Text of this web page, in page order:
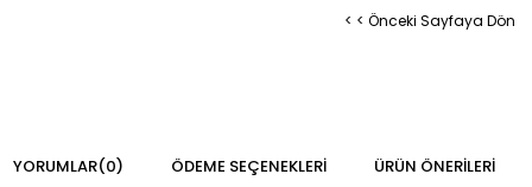
< < Önceki Sayfaya Dön
YORUMLAR(0) ÖDEME SEÇENEKLERI ÜRÜN ÖNERILERI